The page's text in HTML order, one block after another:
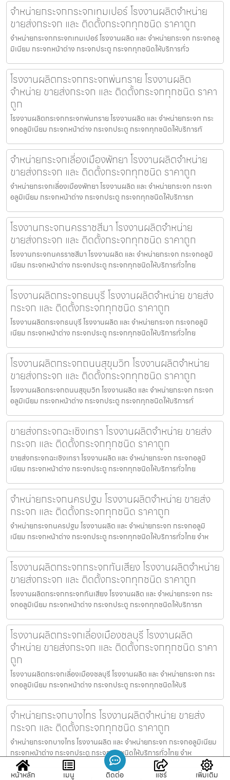
จำหน่ายกระจกกระจกเทมเปอร์ โรงงานผลิตจำหน่าย
ขายส่งกระจก และ ติดตั้งกระจกทุกชนิด ราคาถูก
จำหน่ายกระจกกระจกเทมเปอร์ โรงงานผลิต และ จำหน่ายกระจก กระจกอลู
มิเนียม กระจกหน้าต่าง กระจกประตู กระจกทุกชนิดให้บริการทั่ว
โรงงานผลิตกระจกกระจกพ่นทราย โรงงานผลิต
จำหน่าย ขายส่งกระจก และ ติดตั้งกระจกทุกชนิด ราคา
ถูก
โรงงานผลิตกระจกกระจกพ่นทราย โรงงานผลิต และ จำหน่ายกระจก กระ
จกอลูมิเนียม กระจกหน้าต่าง กระจกประตู กระจกทุกชนิดให้บริการทั
จำหน่ายกระจกเลี่องเมืองพัทยา โรงงานผลิตจำหน่าย
ขายส่งกระจก และ ติดตั้งกระจกทุกชนิด ราคาถูก
จำหน่ายกระจกเลี่องเมืองพัทยา โรงงานผลิต และ จำหน่ายกระจก กระจก
อลูมิเนียม กระจกหน้าต่าง กระจกประตู กระจกทุกชนิดให้บริการท
โรงงานกระจกนครราชสีมา โรงงานผลิตจำหน่าย
ขายส่งกระจก และ ติดตั้งกระจกทุกชนิด ราคาถูก
โรงงานกระจกนครราชสีมา โรงงานผลิต และ จำหน่ายกระจก กระจกอลูมิ
เนียม กระจกหน้าต่าง กระจกประตู กระจกทุกชนิดให้บริการทั่วไทย
โรงงานผลิตกระจกธนบุรี โรงงานผลิตจำหน่าย ขายส่ง
กระจก และ ติดตั้งกระจกทุกชนิด ราคาถูก
โรงงานผลิตกระจกธนบุรี โรงงานผลิต และ จำหน่ายกระจก กระจกอลูมิ
เนียม กระจกหน้าต่าง กระจกประตู กระจกทุกชนิดให้บริการทั่วไทย
โรงงานผลิตกระจกถนนสุขุมวิท โรงงานผลิตจำหน่าย
ขายส่งกระจก และ ติดตั้งกระจกทุกชนิด ราคาถูก
โรงงานผลิตกระจกถนนสุขุมวิท โรงงานผลิต และ จำหน่ายกระจก กระจก
อลูมิเนียม กระจกหน้าต่าง กระจกประตู กระจกทุกชนิดให้บริการทั่
ขายส่งกระจกฉะเชิงเทรา โรงงานผลิตจำหน่าย ขายส่ง
กระจก และ ติดตั้งกระจกทุกชนิด ราคาถูก
ขายส่งกระจกฉะเชิงเทรา โรงงานผลิต และ จำหน่ายกระจก กระจกอลูมิ
เนียม กระจกหน้าต่าง กระจกประตู กระจกทุกชนิดให้บริการทั่วไทย
จำหน่ายกระจกนครปฐม โรงงานผลิตจำหน่าย ขายส่ง
กระจก และ ติดตั้งกระจกทุกชนิด ราคาถูก
จำหน่ายกระจกนครปฐม โรงงานผลิต และ จำหน่ายกระจก กระจกอลูมิ
เนียม กระจกหน้าต่าง กระจกประตู กระจกทุกชนิดให้บริการทั่วไทย จำห
โรงงานผลิตกระจกกระจกกันเสียง โรงงานผลิตจำหน่าย
ขายส่งกระจก และ ติดตั้งกระจกทุกชนิด ราคาถูก
โรงงานผลิตกระจกกระจกกันเสียง โรงงานผลิต และ จำหน่ายกระจก กระ
จกอลูมิเนียม กระจกหน้าต่าง กระจกประตู กระจกทุกชนิดให้บริการท
โรงงานผลิตกระจกเลี่องเมืองชลบุรี โรงงานผลิต
จำหน่าย ขายส่งกระจก และ ติดตั้งกระจกทุกชนิด ราคา
ถูก
โรงงานผลิตกระจกเลี่องเมืองชลบุรี โรงงานผลิต และ จำหน่ายกระจก กระ
จกอลูมิเนียม กระจกหน้าต่าง กระจกประตู กระจกทุกชนิดให้บริ
จำหน่ายกระจกบางไทร โรงงานผลิตจำหน่าย ขายส่ง
กระจก และ ติดตั้งกระจกทุกชนิด ราคาถูก
จำหน่ายกระจกบางไทร โรงงานผลิต และ จำหน่ายกระจก กระจกอลูมิเนียม
กระจกหน้าต่าง กระจกประตู กระจกทุกชนิดให้บริการทั่วไทย จำห
หน้าหลัก เมนู ติดต่อ แชร์ เพิ่มเติม